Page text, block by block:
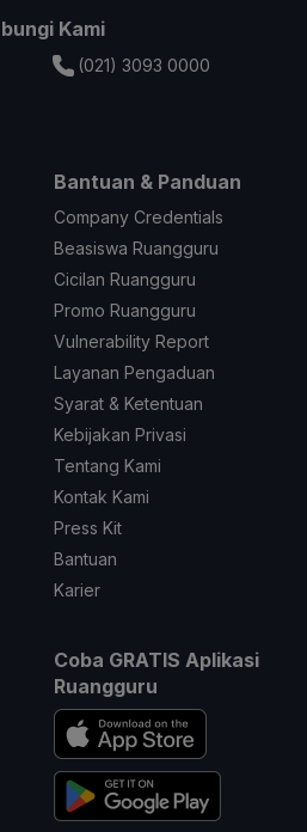
Kami
(021) 3093 0000
Bantuan & Panduan
Company Credentials
Beasiswa Ruangguru
Cicilan Ruangguru
Promo Ruangguru
Vulnerability Report
Layanan Pengaduan
Syarat & Ketentuan
Kebijakan Privasi
Tentang Kami
Kontak Kami
Press Kit
Bantuan
Karier
Coba GRATIS Aplikasi
Ruangguru